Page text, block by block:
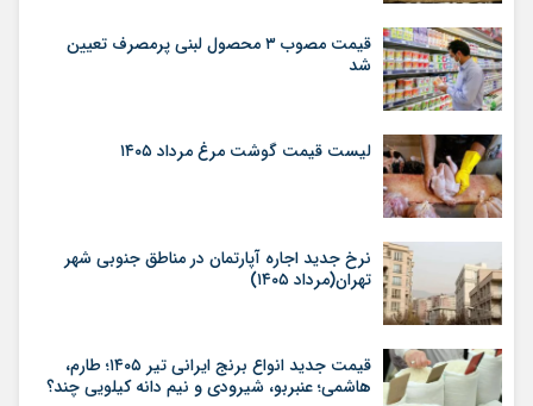
قیمت مصوب ۳ محصول لبنی پرمصرف تعیین
شد
لیست قیمت گوشت مرغ مرداد ۱۴۰۵
نرخ جدید اجاره آپارتمان در مناطق جنوبی شهر
تهران(مرداد ۱۴۰۵)
قیمت جدید انواع برنج ایرانی تیر ۱۴۰۵؛ طارم،
هاشمی؛ عنبربو، شیرودی و نیم دانه کیلویی چند؟